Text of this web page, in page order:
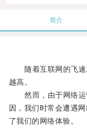
简介
随着互联网的飞速
越高。
然而，由于网络运
因，我们时常会遭遇
了我们的网络体验。